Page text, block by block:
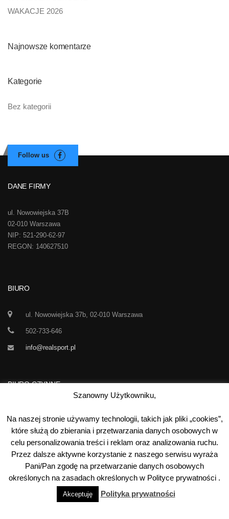
WAKACJE 2026
Najnowsze komentarze
Kategorie
Bez kategorii
DANE FIRMY
ul. Nowowiejska 37B
02-010 Warszawa
NIP: 521-290-62-97
REGON: 140627510
BIURO
ul. Nowowiejska 37b, 02-010 Warszawa
502-733-646
info@realsport.pl
BIURO CZYNNE
7 dni w tygodniu
Poniedziałek-Piątek: 1000- 15
Sobota:
kontakt telefoniczny
Niedziela:
nieczynne
Szanowny Użytkowniku,
Na naszej stronie używamy technologii, takich jak pliki „cookies”,
które służą do zbierania i przetwarzania danych osobowych w
celu personalizowania treści i reklam oraz analizowania ruchu.
Przez dalsze aktywne korzystanie z naszego serwisu wyraża
Pani/Pan zgodę na przetwarzanie danych osobowych
określonych na zasadach określonych w Polityce prywatności .
Akceptuję Polityka prywatności